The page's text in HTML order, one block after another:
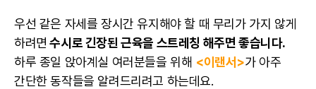
우선 같은 자세를 장시간 유지해야 할 때 무리가 가지 않게
하려면 수시로 긴장된 근육을 스트레칭 해주면 좋습니다.
하루 종일 앉아계실 여러분들을 위해 <이랜서>가 아주
간단한 동작들을 알려드리려고 하는데요.